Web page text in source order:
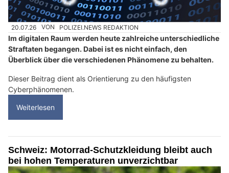
20.07.26 VON POLIZEI.NEWS REDAKTION
Im digitalen Raum werden heute zahlreiche unterschiedliche
Straftaten begangen. Dabei ist es nicht einfach, den
Überblick über die verschiedenen Phänomene zu behalten.
Dieser Beitrag dient als Orientierung zu den häufigsten
Cyberphänomenen.
Weiterlesen
Schweiz: Motorrad-Schutzkleidung bleibt auch
bei hohen Temperaturen unverzichtbar